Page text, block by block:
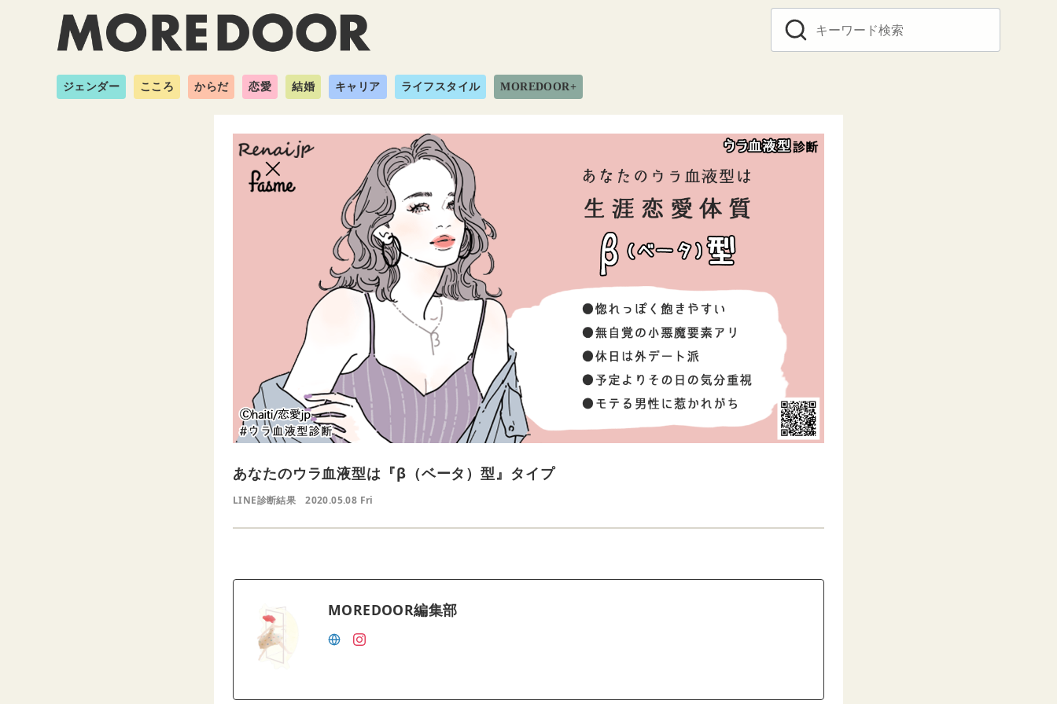
ジェンダー こころ からだ 恋愛 結婚 キャリア ライフスタイル MOREDOOR+
あなたのウラ血液型は『β（ベータ）型』タイプ
LINE診断結果 2020.05.08 Fri
MOREDOOR編集部